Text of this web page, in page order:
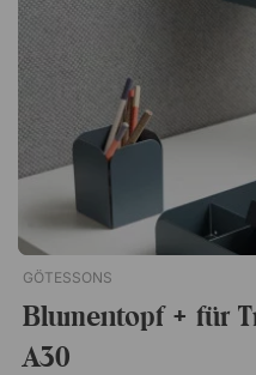
angepasst und
Verbindung. Aufbaupaket
Softline von Abstracta.
Verbindungselementen zum
Verbindung von zwei
Soneo und Softline
GÖTESSONS
Blumentopf + für
A30